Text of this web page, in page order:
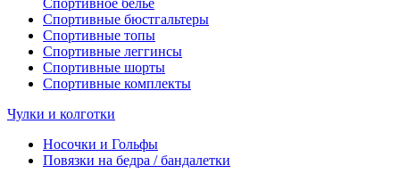
Спортивное белье
Спортивные бюстгальтеры
Спортивные топы
Спортивные леггинсы
Спортивные шорты
Спортивные комплекты
Чулки и колготки
Носочки и Гольфы
Повязки на бедра / бандалетки